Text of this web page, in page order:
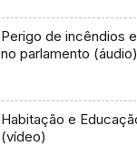
Perigo de incêndios
no parlamento (áudio)
Habitação e
(vídeo)